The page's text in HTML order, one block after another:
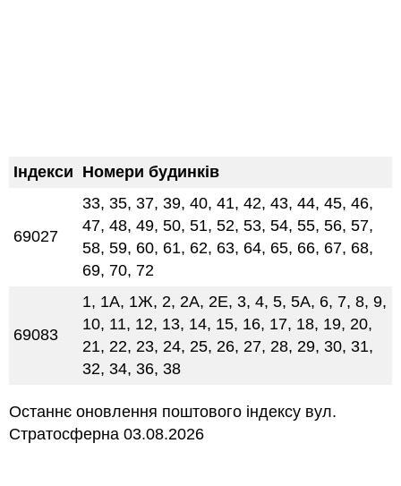
Індекси Номери будинків
69027
33, 35, 37, 39, 40, 41, 42, 43, 44, 45, 46,
47, 48, 49, 50, 51, 52, 53, 54, 55, 56, 57,
58, 59, 60, 61, 62, 63, 64, 65, 66, 67, 68,
69, 70, 72
69083
1, 1А, 1Ж, 2, 2А, 2Е, 3, 4, 5, 5А, 6, 7, 8, 9,
10, 11, 12, 13, 14, 15, 16, 17, 18, 19, 20,
21, 22, 23, 24, 25, 26, 27, 28, 29, 30, 31,
32, 34, 36, 38
Останнє оновлення поштового індексу вул.
Стратосферна 03.08.2026